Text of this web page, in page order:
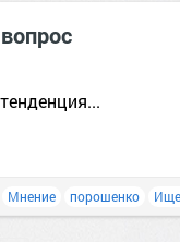
Мнение порошенко